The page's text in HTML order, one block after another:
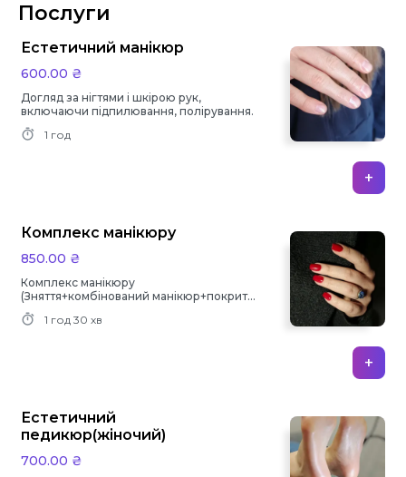
Послуги
Естетичний манікюр
600.00 ₴
Догляд за нігтями і шкірою рук,
включаючи підпилювання, полірування.
1 год
+
Комплекс манікюру
850.00 ₴
Комплекс манікюру
(Зняття+комбінований манікюр+покриття
гель-лак)
1 год 30 хв
+
Естетичний
педикюр(жіночий)
700.00 ₴